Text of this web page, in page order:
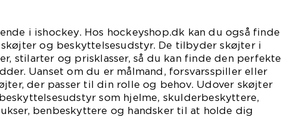
i ishockey. Hos hockeyshop.dk kan du også finde
og beskyttelsesudstyr. De tilbyder skøjter i
stilarter og prisklasser, så du kan finde den perfekte
Uanset om du er målmand, forsvarsspiller eller
der passer til din rolle og behov. Udover skøjter
som hjelme, skulderbeskyttere,
benbeskyttere og handsker til at holde dig